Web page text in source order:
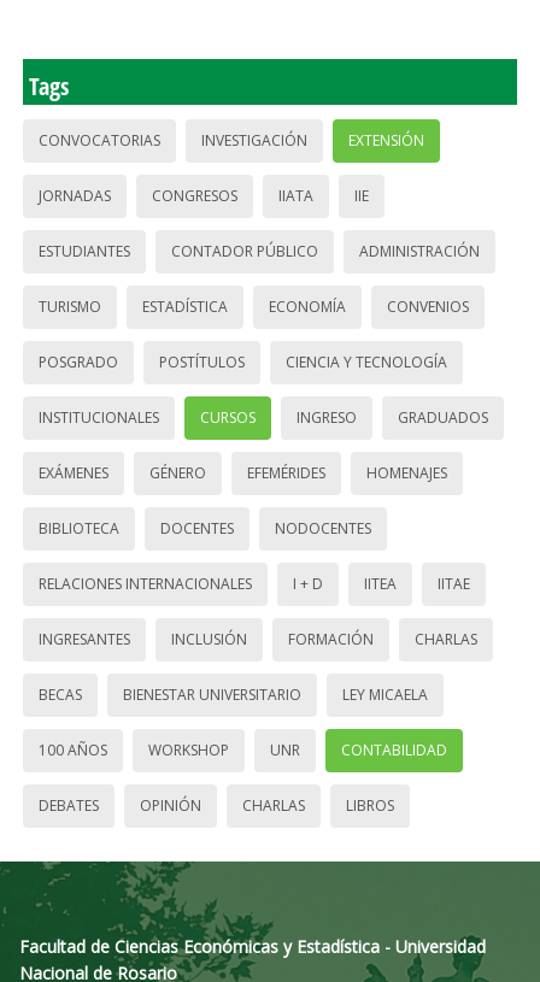
Tags
CONVOCATORIAS INVESTIGACIÓN EXTENSIÓN
JORNADAS CONGRESOS IIATA IIE
ESTUDIANTES CONTADOR PÚBLICO ADMINISTRACIÓN
TURISMO ESTADÍSTICA ECONOMÍA CONVENIOS
POSGRADO POSTÍTULOS CIENCIA Y TECNOLOGÍA
INSTITUCIONALES CURSOS INGRESO GRADUADOS
EXÁMENES GÉNERO EFEMÉRIDES HOMENAJES
BIBLIOTECA DOCENTES NODOCENTES
RELACIONES INTERNACIONALES I + D IITEA IITAE
INGRESANTES INCLUSIÓN FORMACIÓN CHARLAS
BECAS BIENESTAR UNIVERSITARIO LEY MICAELA
100 AÑOS WORKSHOP UNR CONTABILIDAD
DEBATES OPINIÓN CHARLAS LIBROS
Facultad de Ciencias Económicas y Estadística - Universidad
Nacional de Rosario